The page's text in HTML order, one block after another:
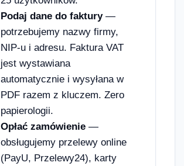
Podaj dane do faktury—
potrzebujemy nazwy firmy,
NIP-u i adresu. Faktura VAT
jest wystawiana
automatycznie i wysyłana w
PDF razem z kluczem. Zero
papierologii.
Opłać zamówienie —
obsługujemy przelewy online
(PayU, Przelewy24), karty